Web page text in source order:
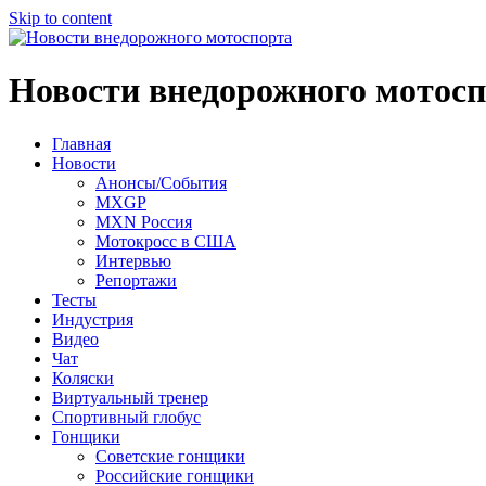
Skip to content
Новости внедорожного
Главная
Новости
Анонсы/События
MXGP
MXN Россия
Мотокросс в США
Интервью
Репортажи
Тесты
Индустрия
Видео
Чат
Коляски
Виртуальный тренер
Спортивный глобус
Гонщики
Советские гонщики
Российские гонщики